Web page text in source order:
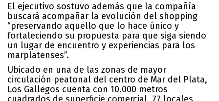
El ejecutivo sostuvo además que la compañía
buscará acompañar la evolución del shopping
“preservando aquello que lo hace único y
fortaleciendo su propuesta para que siga siendo
un lugar de encuentro y experiencias para los
marplatenses”.
Ubicado en una de las zonas de mayor
circulación peatonal del centro de Mar del Plata,
Los Gallegos cuenta con 10.000 metros